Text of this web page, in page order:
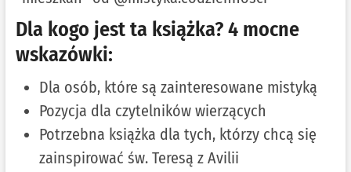
Dla kogo jest ta książka? 4 mocne
wskazówki:
Dla osób, które są zainteresowane mistyką
Pozycja dla czytelników wierzących
Potrzebna książka dla tych, którzy chcą się
zainspirować św. Teresą z Avilii